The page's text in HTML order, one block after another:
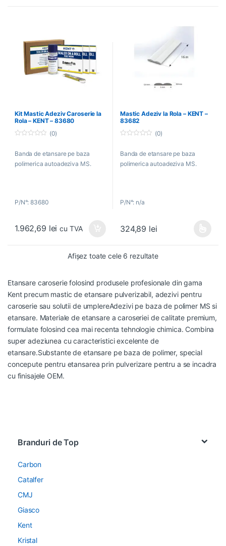
Kit Mastic Adeziv Caroserie la
Rola – KENT – 83680
u
o
(0)
Banda de etansare pe baza
polimerica autoadeziva MS.
P/N°: 83680
1.962,69 lei cu TVA
Mastic Adeziv la Rola – KENT –
83682
u
o
(0)
Banda de etansare pe baza
polimerica autoadeziva MS.
P/N°: n/a
324,89 lei
Acest produs are mai multe
Afișez toate cele 6 rezultate
Etansare caroserie folosind produsele profesionale din gama
Kentprecum mastic de etansare pulverizabil, adezivi pentru
caroserie sau solutii de umplereAdezivi pe baza de polimer MS si
etansare. Materiale de etansare a caroseriei de calitate premium,
formulate folosind cea mai recenta tehnologie chimica. Combina
super adeziunea cu caracteristici excelente de
etansare.Substante de etansare pe baza de polimer, special
concepute pentru etansarea prin pulverizare pentru a se incadra
cu finisajele OEM.
Branduri de Top
Carbon
Catalfer
CMJ
Giasco
Kent
Kristal